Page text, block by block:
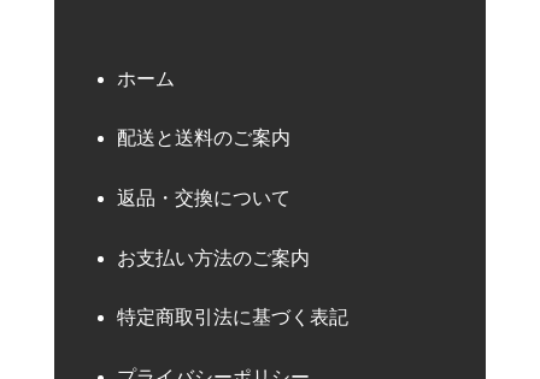
ホーム
配送と送料のご案内
返品・交換について
お支払い方法のご案内
特定商取引法に基づく表記